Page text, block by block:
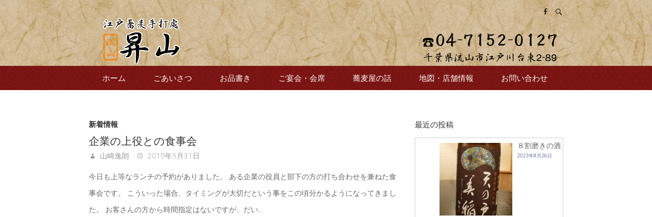
ホーム ごあいさつ お品書き ご宴会・会席 蕎麦屋の話 地図・店舗情報 お問い合わせ
新着情報
企業の上役との食事会
山崎逸朗 2019年5月31日
今日も上等なランチの予約がありました。 ある企業の役員と部下の方の打ち合わせを兼ねた食
事会です。 こういった場合、タイミングが大切だという事をこの頃分かるようになってきまし
た。 お客さんの方から時間指定はないですが、だい…
最近の投稿
８割磨きの酒
2023年8月26日